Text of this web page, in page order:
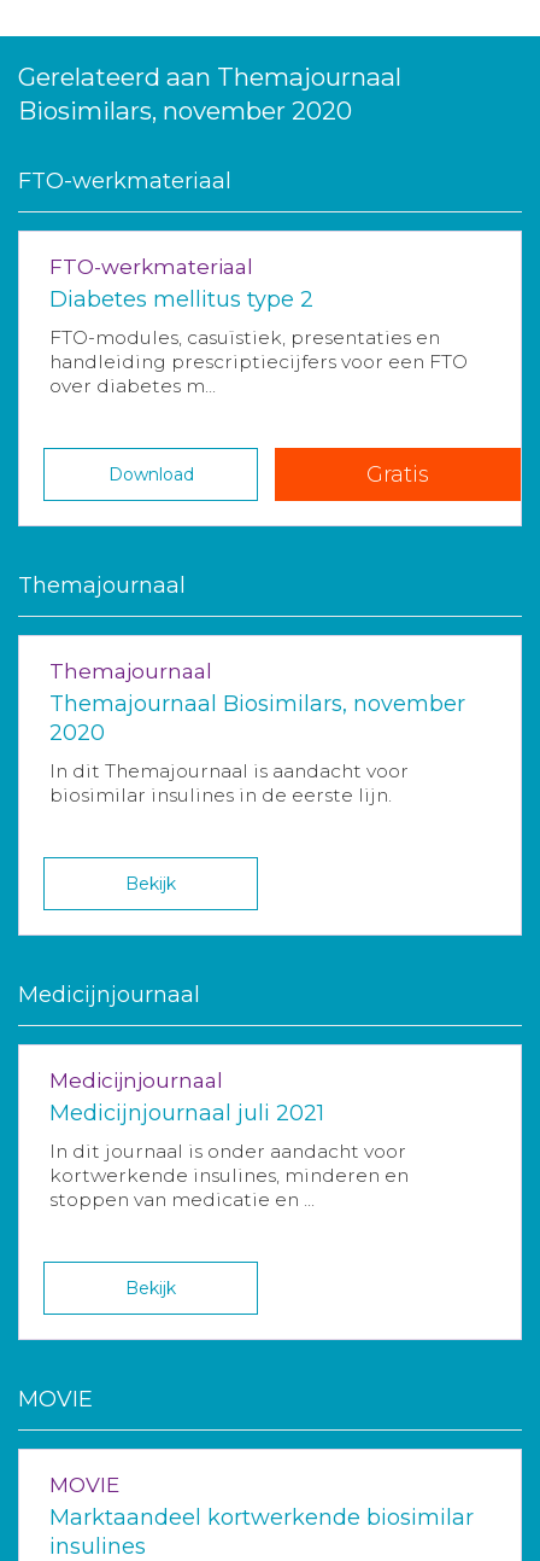
Gerelateerd aan Themajournaal
Biosimilars, november 2020
FTO-werkmateriaal
FTO-werkmateriaal
Diabetes mellitus type 2
FTO-modules, casuïstiek, presentaties en
handleiding prescriptiecijfers voor een FTO
over diabetes m...
Download Gratis
Themajournaal
Themajournaal
Themajournaal Biosimilars, november
2020
In dit Themajournaal is aandacht voor
biosimilar insulines in de eerste lijn.
Bekijk
Medicijnjournaal
Medicijnjournaal
Medicijnjournaal juli 2021
In dit journaal is onder aandacht voor
kortwerkende insulines, minderen en
stoppen van medicatie en ...
Bekijk
MOVIE
MOVIE
Marktaandeel kortwerkende biosimilar
insulines